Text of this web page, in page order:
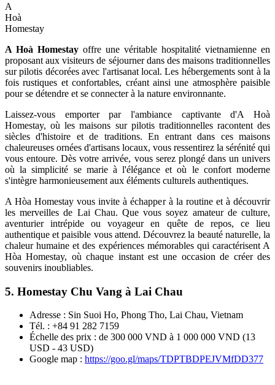
A
Hoà
Homestay
A Hoà Homestay offre une véritable hospitalité vietnamienne en
proposant aux visiteurs de séjourner dans des maisons traditionnelles
sur pilotis décorées avec l'artisanat local. Les hébergements sont à la
fois rustiques et confortables, créant ainsi une atmosphère paisible
pour se détendre et se connecter à la nature environnante.
Laissez-vous emporter par l'ambiance captivante d'A Hoà
Homestay, où les maisons sur pilotis traditionnelles racontent des
siècles d'histoire et de traditions. En entrant dans ces maisons
chaleureuses ornées d'artisans locaux, vous ressentirez la sérénité qui
vous entoure. Dès votre arrivée, vous serez plongé dans un univers
où la simplicité se marie à l'élégance et où le confort moderne
s'intègre harmonieusement aux éléments culturels authentiques.
A Hòa Homestay vous invite à échapper à la routine et à découvrir
les merveilles de Lai Chau. Que vous soyez amateur de culture,
aventurier intrépide ou voyageur en quête de repos, ce lieu
authentique et paisible vous attend. Découvrez la beauté naturelle, la
chaleur humaine et des expériences mémorables qui caractérisent A
Hòa Homestay, où chaque instant est une occasion de créer des
souvenirs inoubliables.
5. Homestay Chu Vang à Lai Chau
Adresse : Sin Suoi Ho, Phong Tho, Lai Chau, Vietnam
Tél. : +84 91 282 7159
Échelle des prix : de 300 000 VND à 1 000 000 VND (13
USD - 43 USD)
Google map : https://goo.gl/maps/TDPTBDPEJVMfDD377